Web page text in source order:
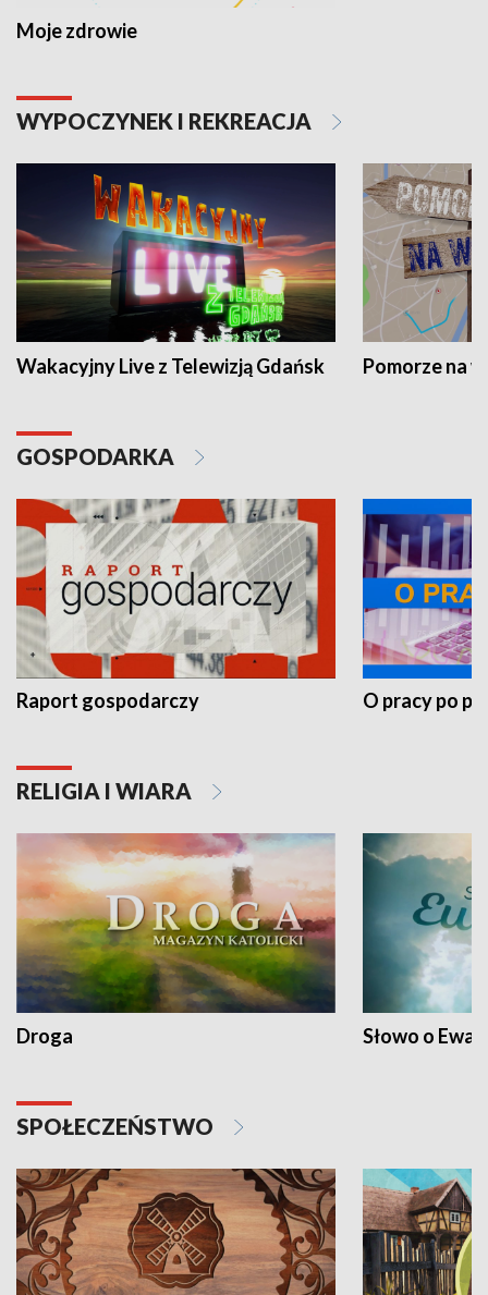
Moje zdrowie
WYPOCZYNEK I REKREACJA
Wakacyjny Live z Telewizją Gdańsk Pomorze na
GOSPODARKA
Raport gospodarczy O pracy po
RELIGIA I WIARA
Droga Słowo o
SPOŁECZEŃSTWO